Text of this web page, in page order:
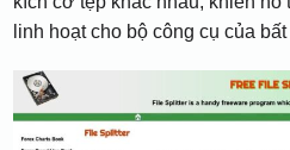
linh hoạt cho bộ công cụ của